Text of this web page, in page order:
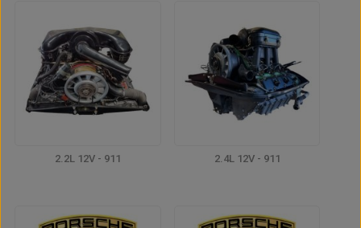
2.2L 12V - 911 2.4L 12V - 911